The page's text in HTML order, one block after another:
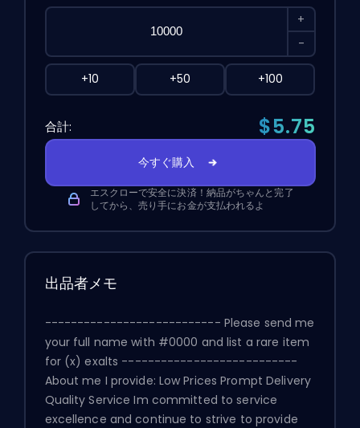
+
-
+10 +50 +100
合計: $5.75
今すぐ購入
エスクローで安全に決済！納品がちゃんと完了
してから、売り手にお金が支払われるよ
出品者メモ
--------------------------- Please send me
your full name with #0000 and list a rare item
for (x) exalts ---------------------------
About me I provide: Low Prices Prompt Delivery
Quality Service Im committed to service
excellence and continue to strive to provide